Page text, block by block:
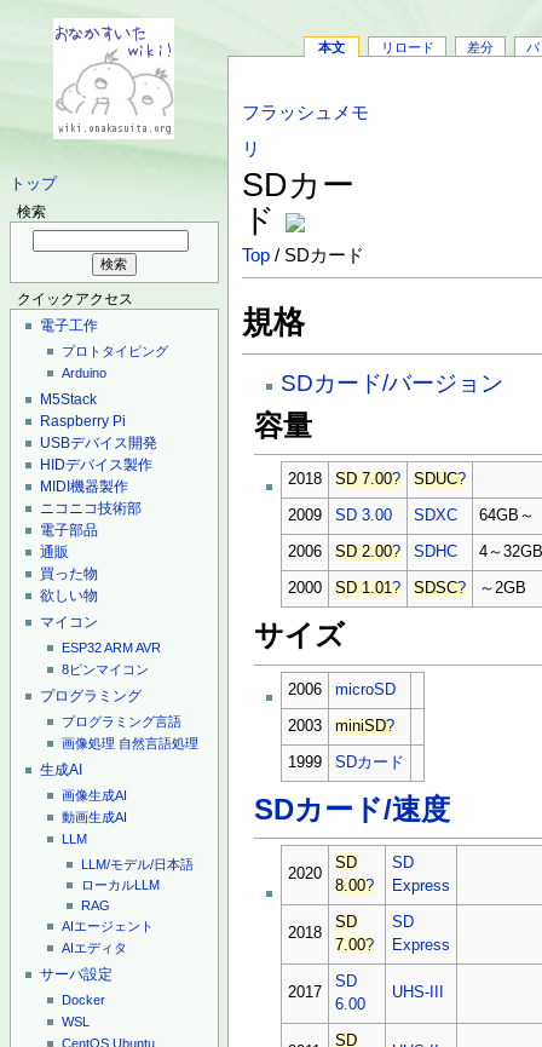
トップ
検索
クイックアクセス
電子工作
プロトタイピング
Arduino
M5Stack
Raspberry Pi
USBデバイス開発
HIDデバイス製作
MIDI機器製作
ニコニコ技術部
電子部品
通販
買った物
欲しい物
マイコン
ESP32ARMAVR
8ピンマイコン
プログラミング
プログラミング言語
画像処理 自然言語処理
生成AI
画像生成AI
動画生成AI
LLM
LLM/モデル/日本語
ローカルLLM
RAG
AIエージェント
AIエディタ
サーバ設定
Docker
WSL
CentOS Ubuntu
本文 リロード 差分 バ
フラッシュメモ
リ
SDカー
ド
Top / SDカード
規格
SDカード/バージョン
容量
2018 SD 7.00? SDUC?
2009 SD 3.00 SDXC 64GB～
2006 SD 2.00? SDHC 4～
2000 SD 1.01? SDSC? ～2GB
サイズ
2006 microSD
2003 miniSD?
1999 SDカード
SDカード/速度
2020
SD
8.00?
SD
Express
2018
SD
7.00?
SD
Express
2017
SD
6.00
UHS-III
SD